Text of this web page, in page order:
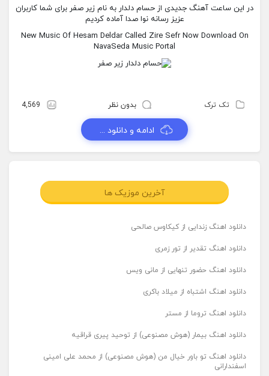
در این ساعت آهنگ جدیدی از حسام دلدار به نام زیر صفر برای شما کاربران
عزیز رسانه نوا صدا آماده کردیم
New Music Of Hesam Deldar Called Zire Sefr Now Download On
NavaSeda Music Portal
تک ترک بدون نظر 4,569
ادامه و دانلود ...
آخرین موزیک ها
دانلود اهنگ زندایی از کیکاوس صالحی
دانلود اهنگ تقدیر از تور زمری
دانلود اهنگ حضور تنهایی از مانی ویس
دانلود اهنگ اشتباه از میلاد باکری
دانلود اهنگ تروما از مستر
دانلود اهنگ بیمار (هوش مصنوعی) از توحید پیری قراقیه
دانلود اهنگ تو باور خیال من (هوش مصنوعی) از محمد علی امینی
اسفندارانی